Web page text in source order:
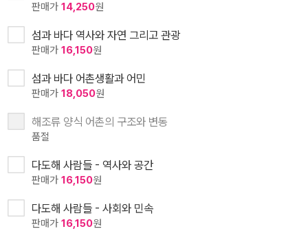
판매가 14,250원
섬과 바다 역사와 자연 그리고 관광
판매가 16,150원
섬과 바다 어촌생활과 어민
판매가 18,050원
해조류 양식 어촌의 구조와 변동
품절
다도해 사람들 - 역사와 공간
판매가 16,150원
다도해 사람들 - 사회와 민속
판매가 16,150원